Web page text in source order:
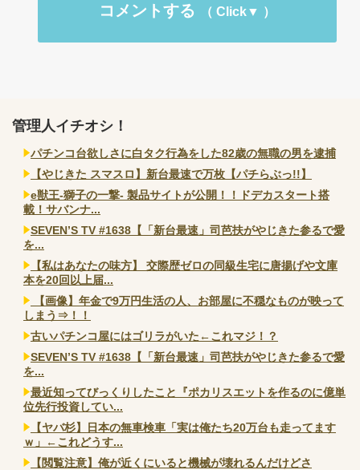
コメントする
管理人イチオシ！
パチンコ台欲しさに白タク行為をした82歳の無職の男を逮捕
【やじきた スマスロ】新台最速で万枚【パチらぶっ!!】
e獣王-獅子の一撃- 製品サイトが公開！！ドデカスタート搭
載！サバンナ...
SEVEN’S TV #1638【「新台最速」司芭扶がやじきた参るで愛
を...
【私はあなたの味方】 交際歴ゼロの同級生宅に唐揚げや文庫
本を20回以上届...
【画像】年金で9万円生活の人、お部屋に不穏なものが映って
しまう⇒！！
古いパチンコ屋にはゴリラがいた←これマジ！？
SEVEN’S TV #1638【「新台最速」司芭扶がやじきた参るで愛
を...
最近知ってびっくりしたこと『ポカリスエットを作るのに億単
位先行投資してい...
【ヤバ杉】日本の無車検車「実は俺たち20万台も走ってます
ｗ」←これどうす...
【閲覧注意】俺が近くにいると機械が壊れるんだけどさ